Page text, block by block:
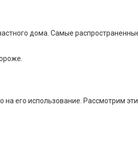
дома. Самые
на его использование. Рассмотрим